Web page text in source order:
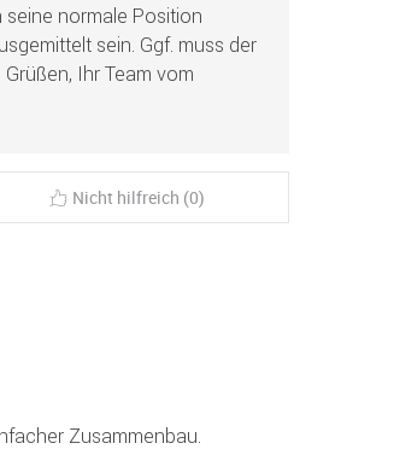
seine normale Position
sein. Ggf. muss der
Ihr Team vom
Nicht hilfreich (0)
Zusammenbau.